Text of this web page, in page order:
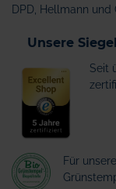
DPD, Hellmann und
Unsere Siegel
Seit
Für